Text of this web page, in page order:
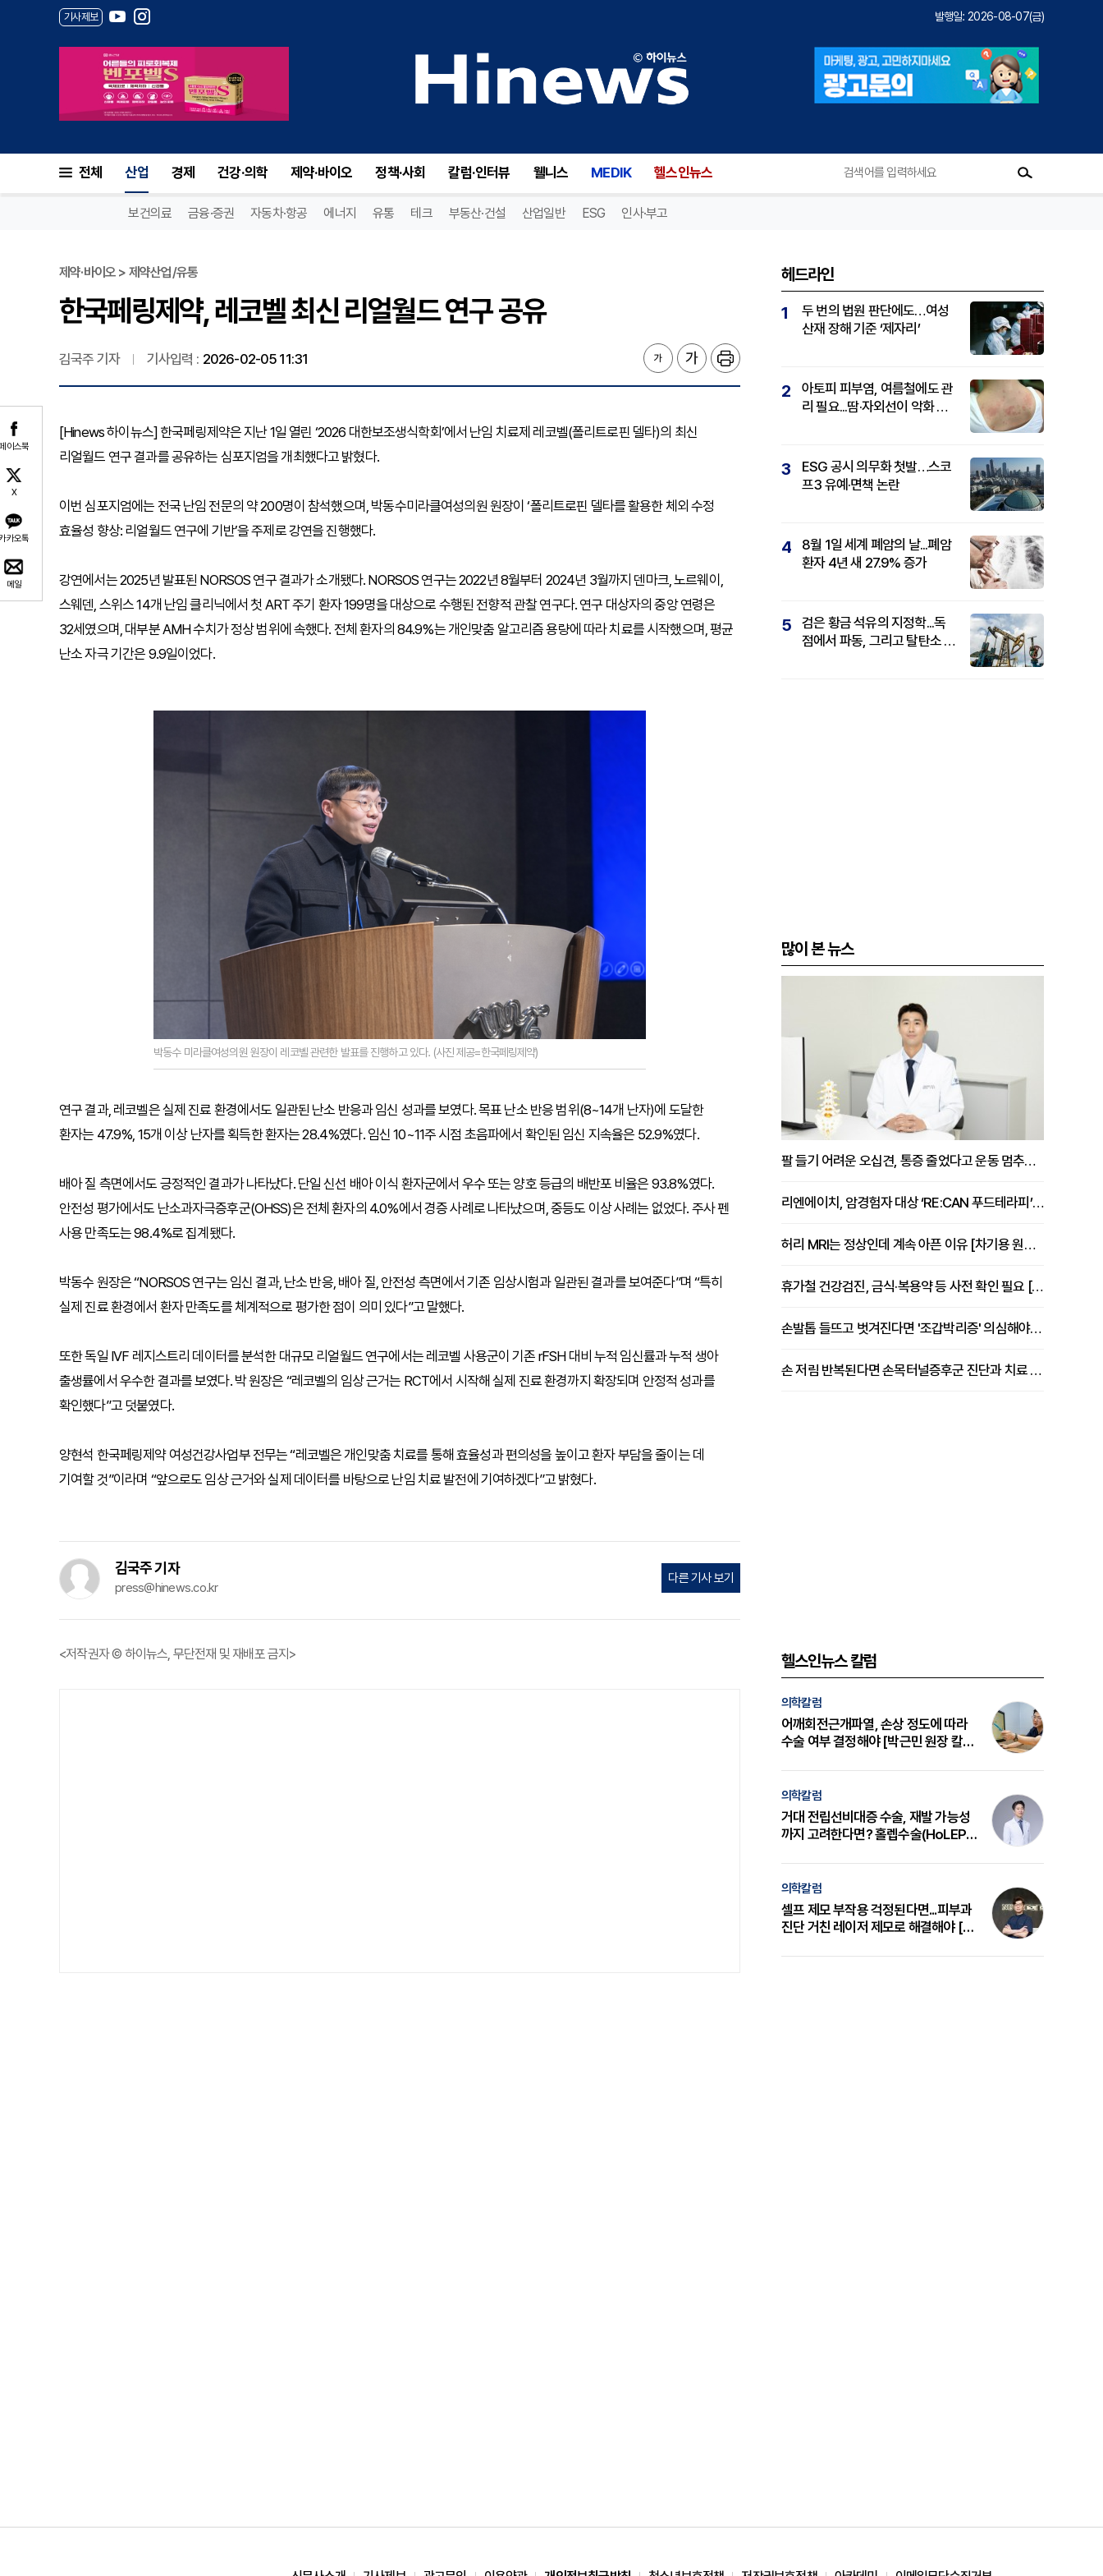
기사제보 발행일: 2026-08-07(금)
전체 산업 경제 건강·의학 제약·바이오 정책·사회 칼럼·인터뷰 웰니스 MEDIK 헬스인뉴스
보건의료 금융·증권 자동차·항공 에너지 유통 테크 부동산·건설 산업일반 ESG 인사·부고
이스북
X
카오톡
메일
제약·바이오 > 제약산업/유통
한국페링제약, 레코벨 최신 리얼월드 연구 공유
김국주 기자 기사입력 : 2026-02-05 11:31
[Hinews 하이뉴스] 한국페링제약은 지난 1일 열린 ‘2026 대한보조생식학회’에서 난임 치료제 레코벨(폴리트로핀 델타)의 최신
리얼월드 연구 결과를 공유하는 심포지엄을 개최했다고 밝혔다.
이번 심포지엄에는 전국 난임 전문의 약 200명이 참석했으며, 박동수미라클여성의원 원장이 ‘폴리트로핀 델타를 활용한 체외 수정
효율성 향상: 리얼월드 연구에 기반’을 주제로 강연을 진행했다.
강연에서는 2025년 발표된 NORSOS 연구 결과가 소개됐다. NORSOS 연구는 2022년 8월부터 2024년 3월까지 덴마크, 노르웨이,
스웨덴, 스위스 14개 난임 클리닉에서 첫 ART 주기 환자 199명을 대상으로 수행된 전향적 관찰 연구다. 연구 대상자의 중앙 연령은
32세였으며, 대부분 AMH 수치가 정상 범위에 속했다. 전체 환자의 84.9%는 개인맞춤 알고리즘 용량에 따라 치료를 시작했으며, 평균
난소 자극 기간은 9.9일이었다.
박동수 미라클여성의원 원장이 레코벨 관련한 발표를 진행하고 있다. (사진 제공=한국페링제약)
연구 결과, 레코벨은 실제 진료 환경에서도 일관된 난소 반응과 임신 성과를 보였다. 목표 난소 반응 범위(8~14개 난자)에 도달한
환자는 47.9%, 15개 이상 난자를 획득한 환자는 28.4%였다. 임신 10~11주 시점 초음파에서 확인된 임신 지속율은 52.9%였다.
배아 질 측면에서도 긍정적인 결과가 나타났다. 단일 신선 배아 이식 환자군에서 우수 또는 양호 등급의 배반포 비율은 93.8%였다.
안전성 평가에서도 난소과자극증후군(OHSS)은 전체 환자의 4.0%에서 경증 사례로 나타났으며, 중등도 이상 사례는 없었다. 주사 펜
사용 만족도는 98.4%로 집계됐다.
박동수 원장은 “NORSOS 연구는 임신 결과, 난소 반응, 배아 질, 안전성 측면에서 기존 임상시험과 일관된 결과를 보여준다”며 “특히
실제 진료 환경에서 환자 만족도를 체계적으로 평가한 점이 의미 있다”고 말했다.
또한 독일 IVF 레지스트리 데이터를 분석한 대규모 리얼월드 연구에서는 레코벨 사용군이 기존 rFSH 대비 누적 임신률과 누적 생아
출생률에서 우수한 결과를 보였다. 박 원장은 “레코벨의 임상 근거는 RCT에서 시작해 실제 진료 환경까지 확장되며 안정적 성과를
확인했다”고 덧붙였다.
양현석 한국페링제약 여성건강사업부 전무는 “레코벨은 개인맞춤 치료를 통해 효율성과 편의성을 높이고 환자 부담을 줄이는 데
기여할 것”이라며 “앞으로도 임상 근거와 실제 데이터를 바탕으로 난임 치료 발전에 기여하겠다”고 밝혔다.
김국주 기자
press@hinews.co.kr
다른 기사 보기
<저작권자 © 하이뉴스, 무단전재 및 재배포 금지>
헤드라인
1
두 번의 법원 판단에도…여성
산재 장해 기준 ‘제자리’
2
아토피 피부염, 여름철에도 관
리 필요...땀·자외선이 악화 요
3
ESG 공시 의무화 첫발…스코
프3 유예·면책 논란
4
8월 1일 세계 폐암의 날...폐암
환자 4년 새 27.9% 증가
5
검은 황금 석유의 지정학...독
점에서 파동, 그리고 탈탄소 패
많이 본 뉴스
팔 들기 어려운 오십견, 통증 줄었다고 운동 멈추면 안 되는 이유 [이병욱 원장 칼럼]
리엔에이치, 암경험자 대상 ‘RE:CAN 푸드테라피’ 운영
허리 MRI는 정상인데 계속 아픈 이유 [차기용 원장 칼럼]
휴가철 건강검진, 금식·복용약 등 사전 확인 필요 [정도감 원장 칼럼]
손발톱 들뜨고 벗겨진다면 '조갑박리증' 의심해야 [김철윤 원장 칼럼]
손 저림 반복된다면 손목터널증후군 진단과 치료 시기 살펴야 [김동현 원장 칼럼]
헬스인뉴스 칼럼
의학칼럼
어깨회전근개파열, 손상 정도에 따라
수술 여부 결정해야 [박근민 원장 칼
의학칼럼
거대 전립선비대증 수술, 재발 가능성
까지 고려한다면? 홀렙수술(HoLEP)
의학칼럼
셀프 제모 부작용 걱정된다면...피부과
진단 거친 레이저 제모로 해결해야 [변